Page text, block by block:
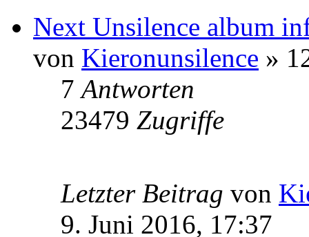
Next Unsilence album
von Kieronunsilence »
7Antworten
23479 Zugriffe
Letzter Beitrag von
9. Juni 2016, 17:37